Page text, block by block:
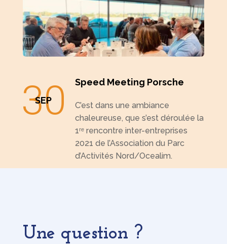
Speed Meeting Porsche
30
SEP
C’est dans une ambiance
chaleureuse, que s’est déroulée la
1ʳᵉ rencontre inter-entreprises
2021 de l’Association du Parc
d’Activités Nord/Ocealim.
Une question ?